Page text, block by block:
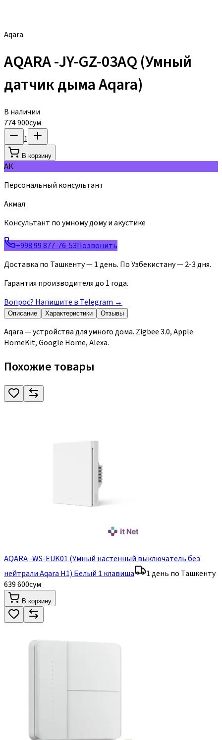
Aqara
AQARA -JY-GZ-03AQ (Умный
датчик дыма Aqara)
В наличии
774 900сум
1
В корзину
АК
Персональный консультант
Акмал
Консультант по умному дому и акустике
+998 99 877-76-53Позвонить
Доставка по Ташкенту — 1 день. По Узбекистану — 2-3 дня.
Гарантия производителя до 1 года.
Вопрос? Напишите в Telegram →
Описание Характеристики Отзывы
Aqara — устройства для умного дома. Zigbee 3.0, Apple
HomeKit, Google Home, Alexa.
Похожие товары
AQARA -WS-EUK01 (Умный настенный выключатель без
нейтрали Aqara H1) Белый 1 клавиша
1 день по Ташкенту
639 600сум
В корзину